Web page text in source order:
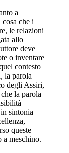
a
che i
le relazioni
allo
deve
o inventare
contesto
la parola
degli Assiri,
la parola
sintonia
queste
meschino.